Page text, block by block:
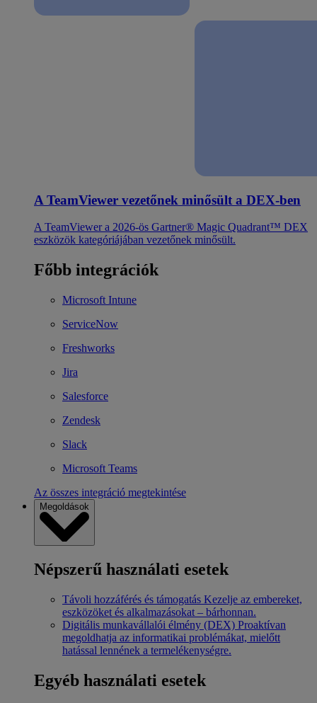
A TeamViewer vezetőnek minősült a DEX-ben
A TeamViewer a 2026-ös Gartner® Magic Quadrant™ DEX
eszközök kategóriájában vezetőnek minősült.
Főbb integrációk
Microsoft Intune
ServiceNow
Freshworks
Jira
Salesforce
Zendesk
Slack
Microsoft Teams
Az összes integráció megtekintése
Megoldások
Népszerű használati esetek
Távoli hozzáférés és támogatás Kezelje az embereket,
eszközöket és alkalmazásokat – bárhonnan.
Digitális munkavállalói élmény (DEX) Proaktívan
megoldhatja az informatikai problémákat, mielőtt
hatással lennének a termelékenységre.
Egyéb használati esetek